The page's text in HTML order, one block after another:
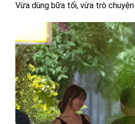
Vừa dùng bữa tối, vừa trò chuyện